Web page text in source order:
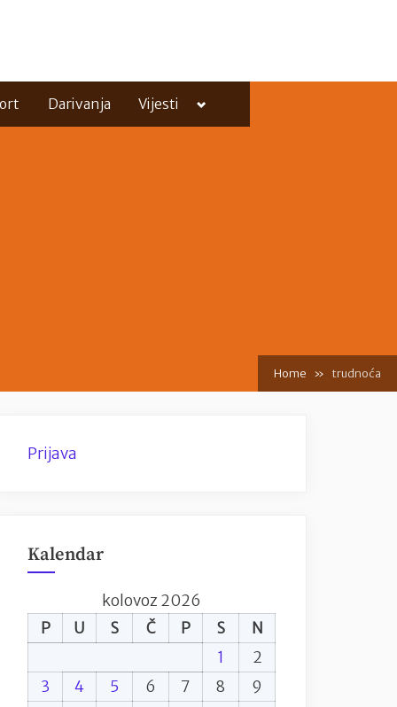
Darivanja Vijesti
Toggle
menu
Home trudnoća
Prijava
Kalendar
kolovoz 2026
P
U S Č P S
N
1
2
3
4 5 6 7 8
9